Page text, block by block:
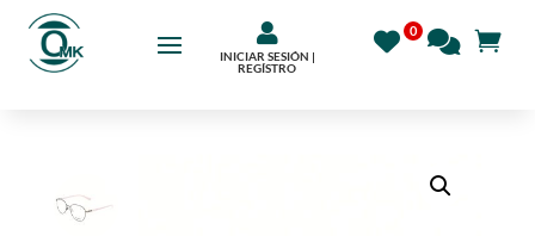

INICIAR SESIÓN |
REGÍSTRO